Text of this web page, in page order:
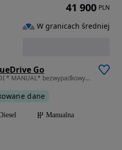
Go
1582 cm3 • 110 KM • 1.6 blue CRDI * MANUAL* bezwypadkowy * GWARANCJA *KAMERA
dane
Manualna
41 900 PLN
W granicach średniej